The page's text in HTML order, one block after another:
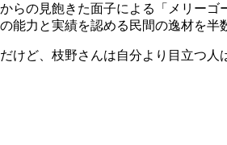
らの見飽きた面子による「メリー
能力と実績を認める民間の逸材を半
けど、枝野さんは自分より目立つ